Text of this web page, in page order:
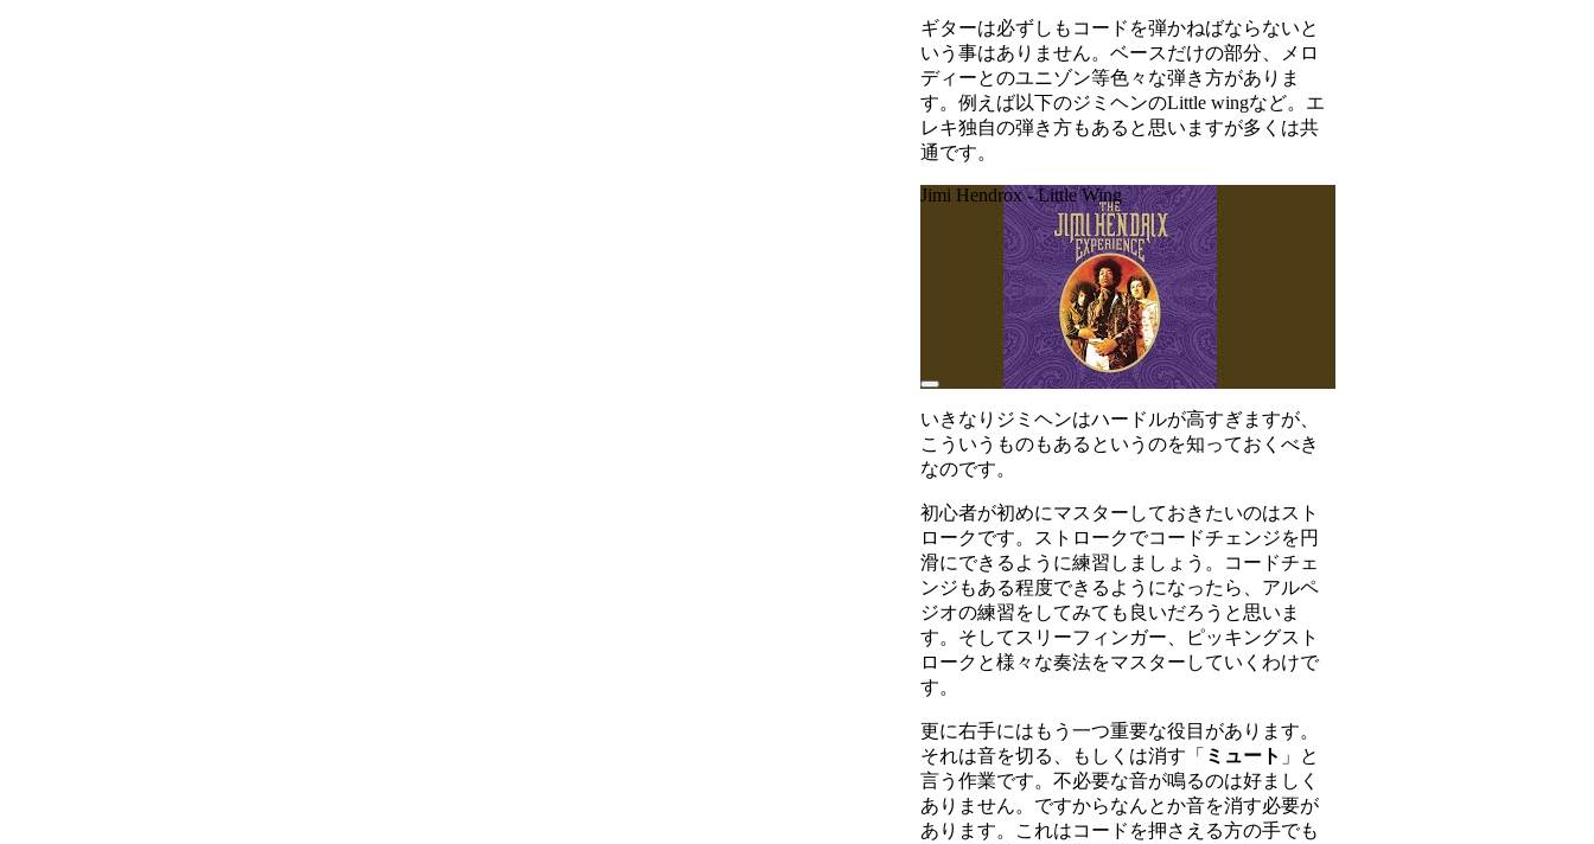
ギターは必ずしもコードを弾かねばならないと
いう事はありません。ベースだけの部分、メロ
ディーとのユニゾン等色々な弾き方がありま
す。例えば以下のジミヘンのLittle wingなど。エ
レキ独自の弾き方もあると思いますが多くは共
通です。
Jimi Hendrox - Little Wing
いきなりジミヘンはハードルが高すぎますが、
こういうものもあるというのを知っておくべき
なのです。
初心者が初めにマスターしておきたいのはスト
ロークです。ストロークでコードチェンジを円
滑にできるように練習しましょう。コードチェ
ンジもある程度できるようになったら、アルペ
ジオの練習をしてみても良いだろうと思いま
す。そしてスリーフィンガー、ピッキングスト
ロークと様々な奏法をマスターしていくわけで
す。
更に右手にはもう一つ重要な役目があります。
それは音を切る、もしくは消す「 ミュート 」と
言う作業です。不必要な音が鳴るのは好ましく
ありません。ですからなんとか音を消す必要が
あります。これはコードを押さえる方の手でも